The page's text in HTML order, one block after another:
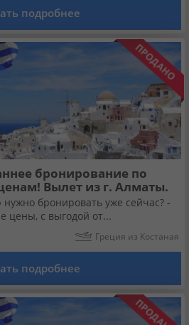
подробнее
бронирование по
Вылет из г. Алматы.
бронировать уже сейчас? -
цены, с выгодой от...
Греция из Костаная
подробнее